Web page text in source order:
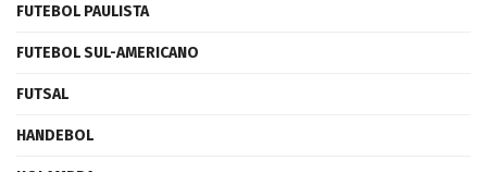
FUTEBOL PAULISTA
FUTEBOL SUL-AMERICANO
FUTSAL
HANDEBOL